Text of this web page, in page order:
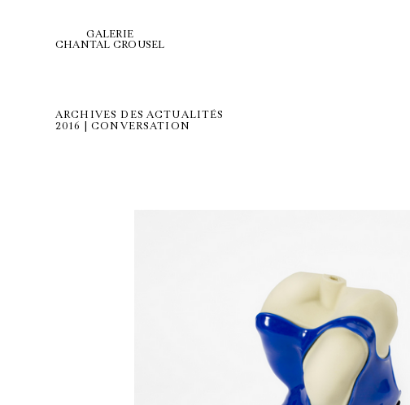
GALERIE
CHANTAL CROUSEL
ARCHIVES DES ACTUALITÉS
2016 | CONVERSATION